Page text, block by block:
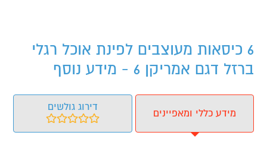
6 כיסאות מעוצבים לפינת אוכל רגלי
ברזל דגם אמריקן 6 - מידע נוסף
מידע כללי ומאפיינים
דירוג גולשים